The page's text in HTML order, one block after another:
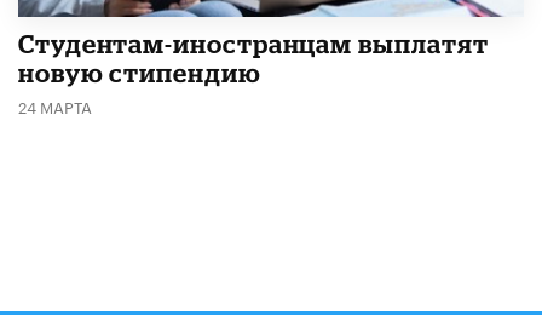
Студентам-иностранцам выплатят
новую стипендию
24 МАРТА